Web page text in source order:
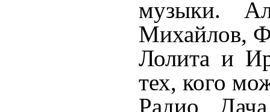
музыки.
Михайлов,
Лолита и
тех, кого
Радио